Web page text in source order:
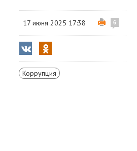
17 июня 2025 17:38 6
Коррупция